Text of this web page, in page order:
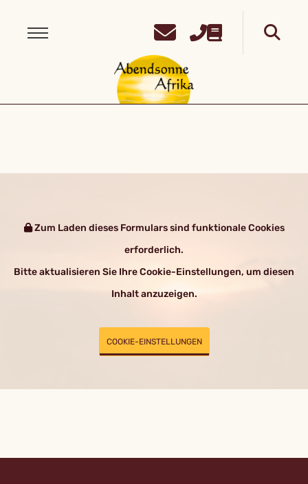
Zum Laden dieses Formulars sind funktionale Cookies
erforderlich.
Bitte aktualisieren Sie Ihre Cookie-Einstellungen, um diesen
Inhalt anzuzeigen.
COOKIE-EINSTELLUNGEN